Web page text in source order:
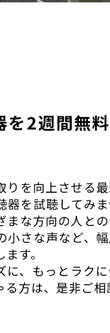
を2週間無
りを向上させる
器を試聴してみ
まな方向の人との
小さな声など、
す。
に、もっとラク
方は、是非ご相